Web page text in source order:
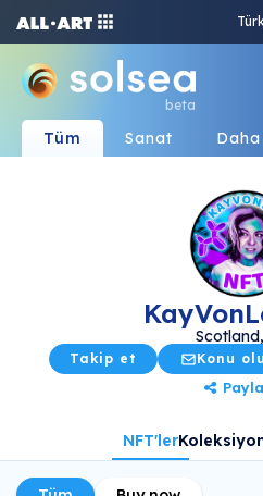
beta
Tüm Sanat
Takip et Konu
NFT'ler